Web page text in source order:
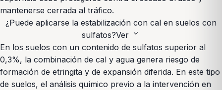
mantenerse cerrada al tráfico.
¿Puede aplicarse la estabilización con cal en suelos con
sulfatos?Ver expand_more
En los suelos con un contenido de sulfatos superior al
0,3%, la combinación de cal y agua genera riesgo de
formación de etringita y de expansión diferida. En este tipo
de suelos, el análisis químico previo a la intervención en